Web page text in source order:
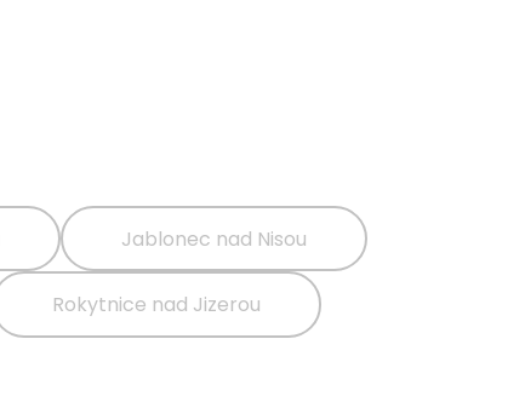
Jablonec nad Nisou
Rokytnice nad Jizerou